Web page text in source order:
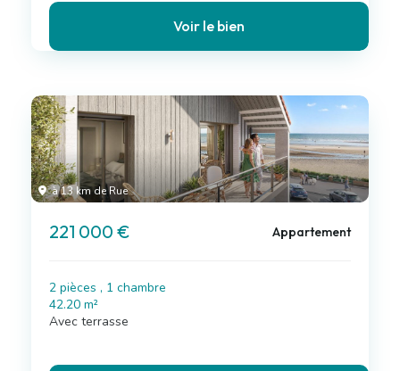
Voir le bien
à 13 km de Rue
221 000 € Appartement
2 pièces , 1 chambre
42.20 m²
Avec terrasse